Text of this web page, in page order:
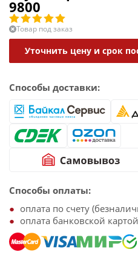
9800
Товар под заказ
Уточнить цену и срок
Способы доставки:
Способы оплаты:
оплата по счету
оплата банковской картой